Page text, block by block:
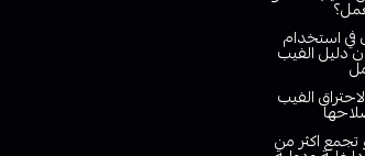
في استخدام
دليل الفيب
الفيب
اكثر من